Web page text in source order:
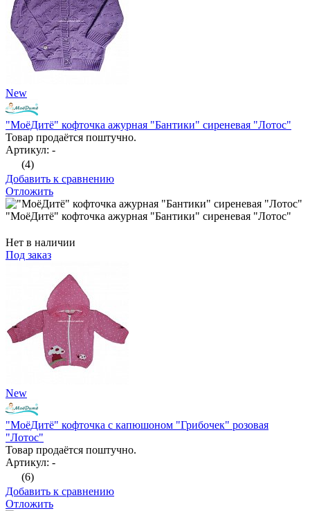
New
"МоёДитё" кофточка ажурная "Бантики" сиреневая "Лотос"
Товар продаётся поштучно.
Артикул: -
(4)
Добавить к сравнению
Отложить
"МоёДитё" кофточка ажурная "Бантики" сиреневая "Лотос"
Нет в наличии
Под заказ
New
"МоёДитё" кофточка с капюшоном "Грибочек" розовая
"Лотос"
Товар продаётся поштучно.
Артикул: -
(6)
Добавить к сравнению
Отложить